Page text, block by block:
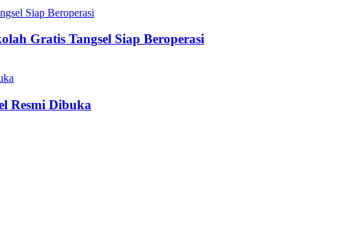
Gratis Tangsel Siap Beroperasi
Resmi Dibuka